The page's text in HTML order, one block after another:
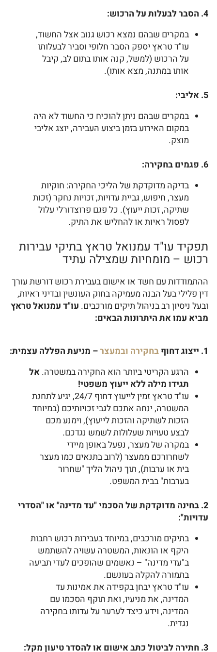
4. הסבר לבעלות על הרכוש:
במקרים שבהם נמצא רכוש גנוב אצל החשוד,
עו"ד טראץ יספק הסבר חלופי וסביר לבעלותו
על הרכוש (למשל, קנה אותו בתום לב, קיבל
אותו במתנה, מצא אותו).
5. אליבי:
במקרים שבהם ניתן להוכיח כי החשוד לא היה
במקום האירוע בזמן ביצוע העבירה, יוצג אליבי
מוצק.
6. פגמים בחקירה:
בדיקה מדוקדקת של הליכי החקירה: חוקיות
מעצר, חיפוש, גביית עדויות, זכויות נחקר (זכות
שתיקה, זכות ייעוץ). כל פגם פרוצדורלי עלול
לפסול ראיות או להחליש את התיק.
תפקיד עו"ד עמנואל טראץ בתיקי עבירות
רכוש – מומחיות שמצילה עתיד
ההתמודדות עם חשד או אישום בעבירת רכוש דורשת עורך
דין פלילי בעל הבנה מעמיקה בחוק העונשין ובדיני ראיות,
ובעל ניסיון רב בניהול תיקים מורכבים. עו"ד עמנואל טראץ
מביא עמו את היתרונות הבאים:
1. ייצוג דחוף בחקירה ובמעצר– מניעת הפללה עצמית:
הרגע הקריטי ביותר הוא החקירה במשטרה.אל
תגידו מילה ללא ייעוץ משפטי!
עו"ד טראץ זמין לייעוץ דחוף 24/7, יגיע לתחנת
המשטרה, ינחה אתכם לגבי זכויותיכם (במיוחד
הזכות לשתיקה והזכות לייעוץ), וימנע מכם
לבצע טעויות שעלולות לשמש נגדכם.
במקרה של מעצר, נפעל באופן מיידי
לשחרורכם ממעצר (לרוב בתנאים כמו מעצר
בית או ערבות), תוך ניהול הליך "שחרור
בערבות" בבית המשפט.
2. בחינה מדוקדקת של הסכמי "עד מדינה" או "הסדרי
עדויות":
בתיקים מורכבים, במיוחד בעבירות רכוש רחבות
היקף או הונאות, המשטרה עשויה להשתמש
ב"עדי מדינה" – נאשמים שהופכים לעדי תביעה
בתמורה להקלה בעונשם.
עו"ד טראץ יבחן בקפידה את אמינות עד
המדינה, את מניעיו, ואת תוקף הסכמו עם
המדינה, וידע כיצד לערער על עדותו בחקירה
נגדית.
3. חתירה לביטול כתב אישום או להסדר טיעון מקל: